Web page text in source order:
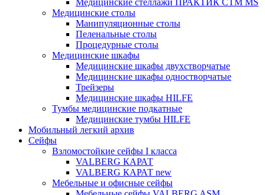
Медицинские стеллажи ПРАКТИК СТМ MS
Медицинские столы
Манипуляционные столы
Пеленальные столы
Процедурные столы
Медицинские шкафы
Медицинские шкафы двухстворчатые
Медицинские шкафы одностворчатые
Трейзеры
Медицинские шкафы HILFE
Тумбы медицинские подкатные
Медицинские тумбы HILFE
Мобильный легкий архив
Сейфы
Взломостойкие сейфы I класса
VALBERG КАРАТ
VALBERG КАРАТ new
Мебельные и офисные сейфы